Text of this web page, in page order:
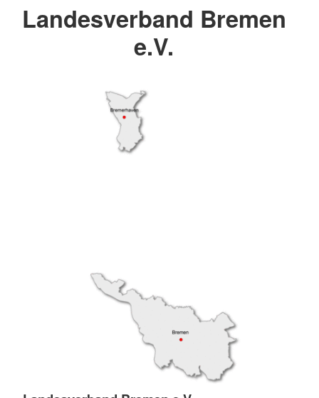
Landesverband Bremen
e.V.